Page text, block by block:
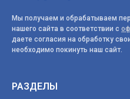
Мы получаем и обрабатываем
нашего сайта в соответствии с
даете согласия на обработку
необходимо покинуть наш сайт.
РАЗДЕЛЫ